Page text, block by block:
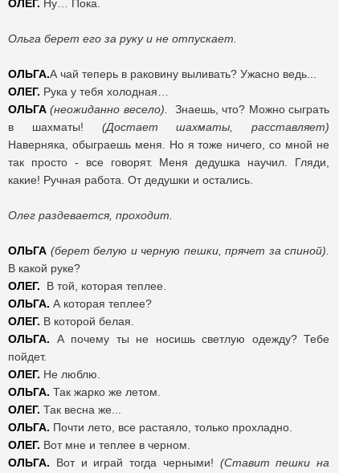
ОЛЕГ. Ну… Пока.
Ольга берет его за руку и не отпускает.
ОЛЬГА.А чай теперь в раковину выливать? Ужасно ведь...
ОЛЕГ. Рука у тебя холодная…
ОЛЬГА(неожиданно весело). Знаешь, что? Можно сыграть
в шахматы! (Достает шахматы, расставляет)
Наверняка, обыграешь меня. Но я тоже ничего, со мной не
так просто - все говорят. Меня дедушка научил. Гляди,
какие! Ручная работа. От дедушки и остались.
Олег раздевается, проходит.
ОЛЬГА (берет белую и черную пешки, прячет за спиной).
В какой руке?
ОЛЕГ. В той, которая теплее.
ОЛЬГА. А которая теплее?
ОЛЕГ. В которой белая.
ОЛЬГА. А почему ты не носишь светлую одежду? Тебе
пойдет.
ОЛЕГ. Не люблю.
ОЛЬГА. Так жарко же летом.
ОЛЕГ. Так весна же...
ОЛЬГА. Почти лето, все растаяло, только прохладно.
ОЛЕГ. Вот мне и теплее в черном.
ОЛЬГА. Вот и играй тогда черными! (Ставит пешки на